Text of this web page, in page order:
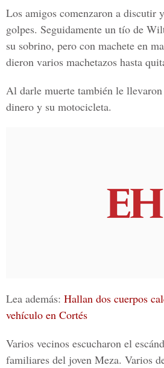
Los amigos comenzaron a discutir
golpes. Seguidamente un tío de
su sobrino, pero con machete en
dieron varios machetazos hasta
Al darle muerte también le llevaron
dinero y su motocicleta.
Lea además: Hallan dos cuerpos
vehículo en Cortés
Varios vecinos escucharon el
familiares del joven Meza. Varios